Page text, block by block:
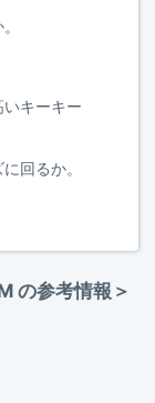
キーキー
回るか。
の参考情報＞